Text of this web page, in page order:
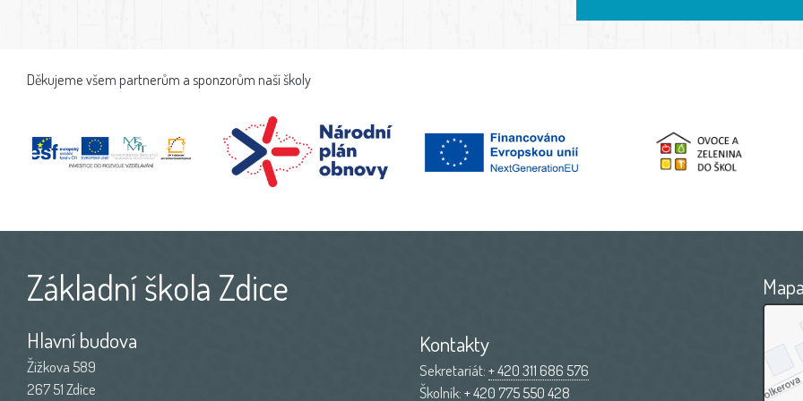
Děkujeme všem partnerům a sponzorům naší školy
Základní škola Zdice
Hlavní budova
Žižkova 589
267 51 Zdice
Kontakty
Sekretariát:+ 420 311 686 576
Školník:+ 420 775 550 428